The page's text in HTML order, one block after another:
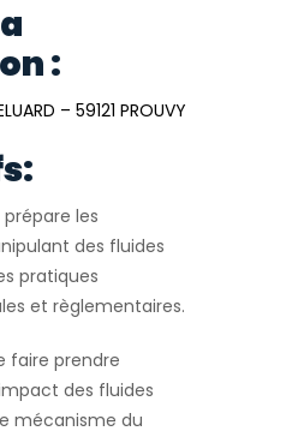
:
– 59121 PROUVY
les
des fluides
pratiques
et règlementaires.
faire prendre
des fluides
mécanisme du